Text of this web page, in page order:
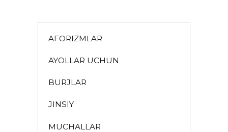
AFORIZMLAR
AYOLLAR UCHUN
BURJLAR
JINSIY
MUCHALLAR